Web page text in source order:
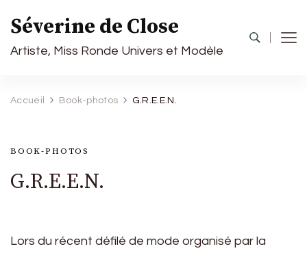
Séverine de Close
Artiste, Miss Ronde Univers et Modèle
Accueil Book-photos G.R.E.E.N.
BOOK-PHOTOS
G.R.E.E.N.
Lors du récent défilé de mode organisé par la